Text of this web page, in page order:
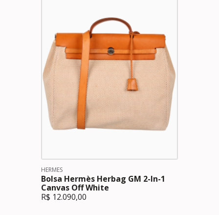
HERMES
Bolsa Hermès Herbag GM 2-In-1
Canvas Off White
R$ 12.090,00